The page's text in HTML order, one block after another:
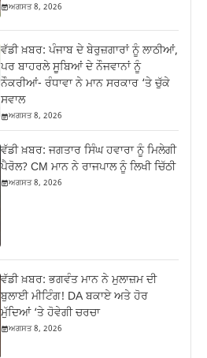
ਅਗਸਤ 8, 2026
ਵੱਡੀ ਖ਼ਬਰ: ਪੰਜਾਬ ਦੇ ਬੇਰੁਜ਼ਗਾਰਾਂ ਨੂੰ ਲਾਠੀਆਂ,
ਪਰ ਬਾਹਰਲੇ ਸੂਬਿਆਂ ਦੇ ਨੌਜਵਾਨਾਂ ਨੂੰ
ਨੌਕਰੀਆਂ- ਰੰਧਾਵਾ ਨੇ ਮਾਨ ਸਰਕਾਰ ‘ਤੇ ਚੁੱਕੇ
ਸਵਾਲ
ਅਗਸਤ 8, 2026
ਵੱਡੀ ਖ਼ਬਰ: ਜਗਤਾਰ ਸਿੰਘ ਹਵਾਰਾ ਨੂੰ ਮਿਲੇਗੀ
ਪੈਰੋਲ? CM ਮਾਨ ਨੇ ਰਾਜਪਾਲ ਨੂੰ ਲਿਖੀ ਚਿੱਠੀ
ਅਗਸਤ 8, 2026
ਵੱਡੀ ਖ਼ਬਰ: ਭਗਵੰਤ ਮਾਨ ਨੇ ਮੁਲਾਜ਼ਮ ਦੀ
ਬੁਲਾਈ ਮੀਟਿੰਗ! DA ਬਕਾਏ ਅਤੇ ਹੋਰ
ਮੁੱਦਿਆਂ ‘ਤੇ ਹੋਵੇਗੀ ਚਰਚਾ
ਅਗਸਤ 8, 2026